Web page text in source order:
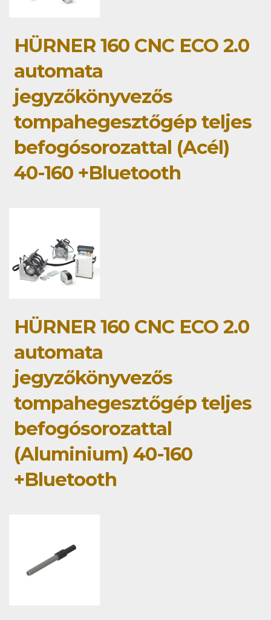
HÜRNER 160 CNC ECO 2.0
automata
jegyzőkönyvezős
tompahegesztőgép teljes
befogósorozattal (Acél)
40-160 +Bluetooth
HÜRNER 160 CNC ECO 2.0
automata
jegyzőkönyvezős
tompahegesztőgép teljes
befogósorozattal
(Aluminium) 40-160
+Bluetooth